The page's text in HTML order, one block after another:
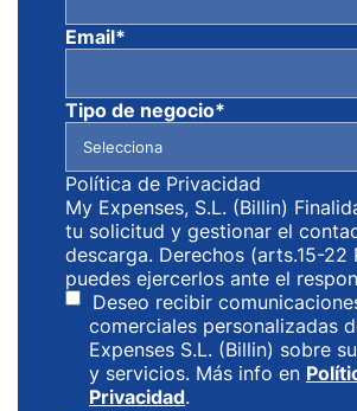
Email*
Tipo de negocio*
Política de Privacidad
My Expenses, S.L. (Billin)
tu solicitud y gestionar el
descarga. Derechos (arts.15-22
puedes ejercerlos ante el
Deseo recibir
comerciales personalizadas
Expenses S.L. (Billin) sobre
y servicios. Más info en
Privacidad.